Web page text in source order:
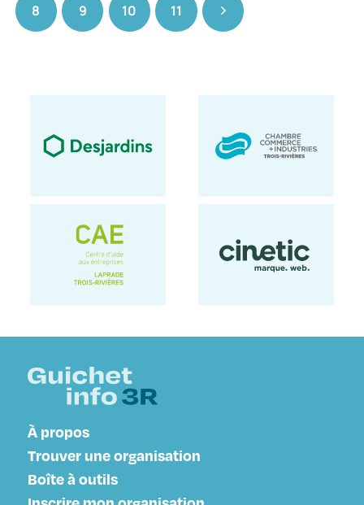
8 9 10 11
À propos
Trouver une organisation
Boîte à outils